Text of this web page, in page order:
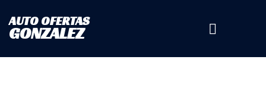
AUTO OFERTAS
GONZALEZ